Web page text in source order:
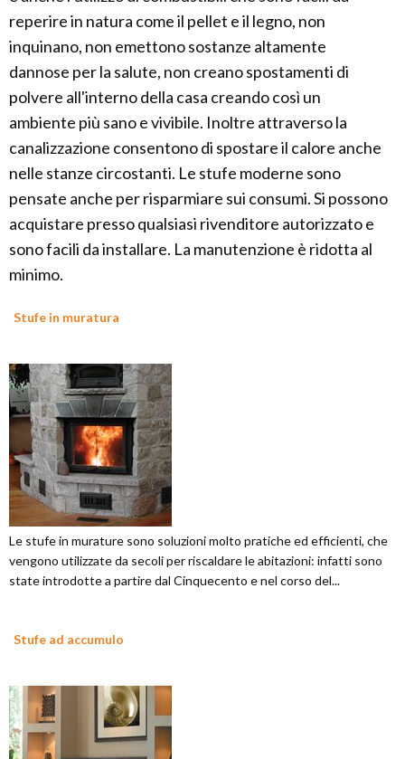
reperire in natura come il pellet e il legno, non
inquinano, non emettono sostanze altamente
dannose per la salute, non creano spostamenti di
polvere all'interno della casa creando così un
ambiente più sano e vivibile. Inoltre attraverso la
canalizzazione consentono di spostare il calore anche
nelle stanze circostanti. Le stufe moderne sono
pensate anche per risparmiare sui consumi. Si possono
acquistare presso qualsiasi rivenditore autorizzato e
sono facili da installare. La manutenzione è ridotta al
minimo.
Stufe in muratura
Le stufe in murature sono soluzioni molto pratiche ed efficienti, che
vengono utilizzate da secoli per riscaldare le abitazioni: infatti sono
state introdotte a partire dal Cinquecento e nel corso del...
Stufe ad accumulo